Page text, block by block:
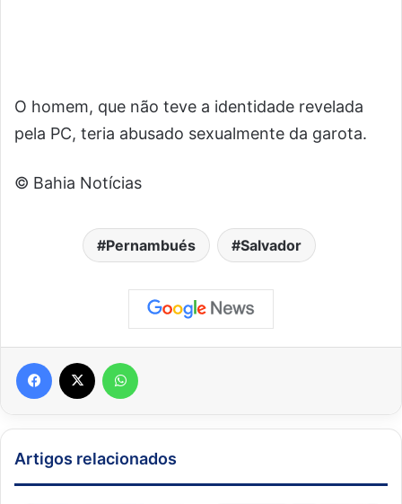
O homem, que não teve a identidade revelada
pela PC, teria abusado sexualmente da garota.
© Bahia Notícias
Pernambués Salvador
Facebook
Artigos relacionados